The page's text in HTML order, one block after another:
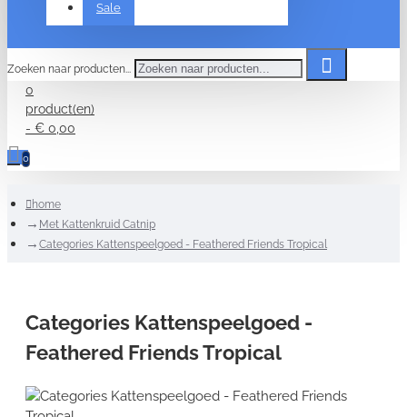
Sale
Zoeken naar producten...
0
product(en)
- € 0,00
0
home
Met Kattenkruid Catnip
Categories Kattenspeelgoed - Feathered Friends Tropical
Categories Kattenspeelgoed -
Feathered Friends Tropical